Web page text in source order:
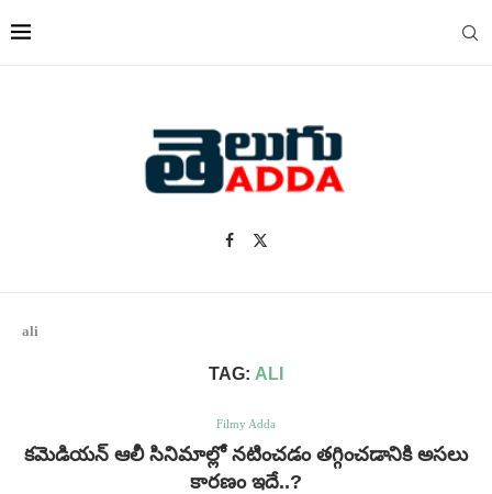
ali
TAG: ALI
Filmy Adda
కమెడియన్ ఆలీ సినిమాల్లో నటించడం తగ్గించడానికి అసలు
కారణం ఇదే..?